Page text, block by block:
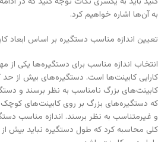
به آن‌ها اشاره خواهیم کرد.
تعیین اندازه مناسب دستگیره بر اساس ابعاد
انتخاب اندازه مناسب برای دستگیره‌ها یکی از
کارایی کابینت‌ها است. دستگیره‌های بیش از
کابینت‌های بزرگ نامناسب به نظر برسند و
که دستگیره‌های بزرگ بر روی کابینت‌های
و غیرمتناسب به نظر برسند. اندازه مناسب
کلی محاسبه کرد که طول دستگیره نباید بیش